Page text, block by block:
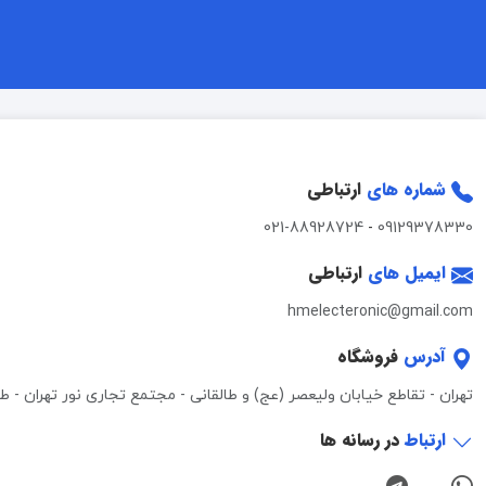
شماره های ارتباطی
09129378330
-
021-88928724
ایمیل های ارتباطی
hmelecteronic@gmail.com
آدرس فروشگاه
تهران - تقاطع خیابان ولیعصر (عج) و طالقانی - مجتمع تجاری نور تهران - طبقه 3 - واحد
ارتباطدر رسانه ها